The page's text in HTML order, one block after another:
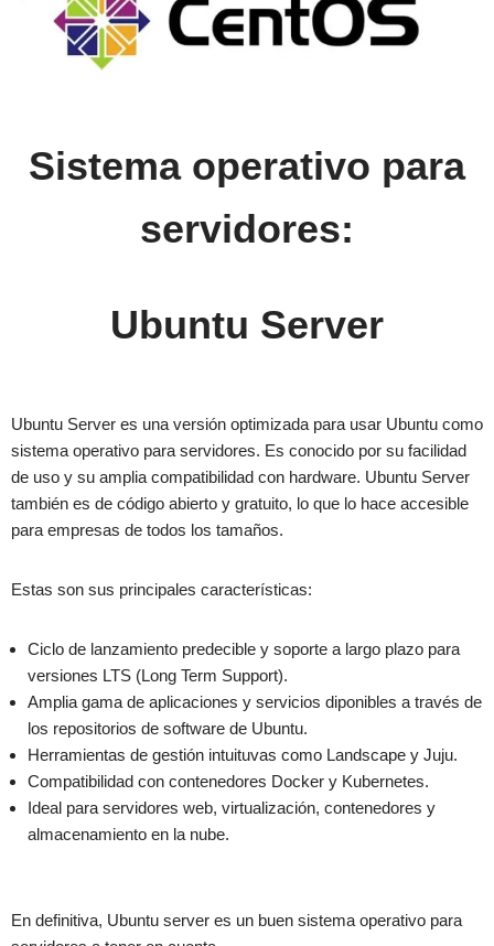
Sistema operativo para
servidores:
Ubuntu Server
Ubuntu Server es una versión optimizada para usar Ubuntu como
sistema operativo para servidores. Es conocido por su facilidad
de uso y su amplia compatibilidad con hardware. Ubuntu Server
también es de código abierto y gratuito, lo que lo hace accesible
para empresas de todos los tamaños.
Estas son sus principales características:
Ciclo de lanzamiento predecible y soporte a largo plazo para
versiones LTS (Long Term Support).
Amplia gama de aplicaciones y servicios diponibles a través de
los repositorios de software de Ubuntu.
Herramientas de gestión intuituvas como Landscape y Juju.
Compatibilidad con contenedores Docker y Kubernetes.
Ideal para servidores web, virtualización, contenedores y
almacenamiento en la nube.
En definitiva, Ubuntu server es un buen sistema operativo para